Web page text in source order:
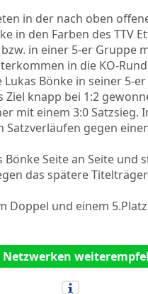
in der nach oben
in den Farben des TTV
in einer 5-er Gruppe
in die KO-
Bönke in seiner 5-
Ziel knapp bei 1:2
mit einem 3:0 Satzsieg.
Satzverläufen gegen
Seite an Seite und
das spätere
Doppel und einem
Netzwerken